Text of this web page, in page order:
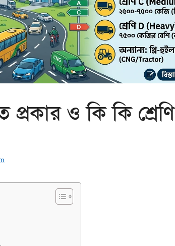
প্রকার ও কি কি শ্রেণি